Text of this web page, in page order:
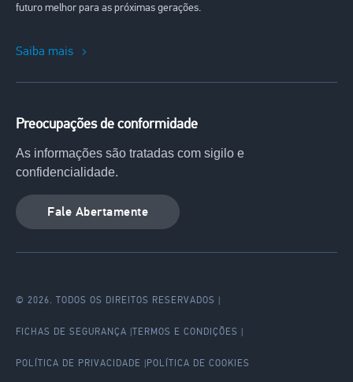
futuro melhor para as próximas gerações.
Saiba mais
Preocupações de conformidade
As informações são tratadas com sigilo e
confidencialidade.
Fale Abertamente
© 2026. TODOS OS DIREITOS RESERVADOS |
Legal
FICHAS DE SEGURANÇA TERMOS E CONDIÇÕES
POLÍTICA DE PRIVACIDADE POLÍTICA DE COOKIES